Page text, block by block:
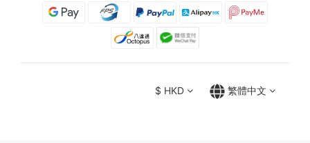
$ HKD 繁體中文